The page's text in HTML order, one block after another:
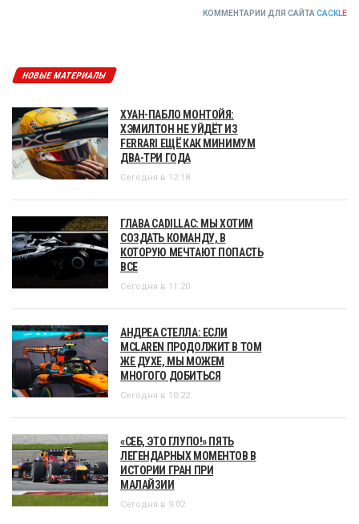
КОММЕНТАРИИ ДЛЯ САЙТА CACKLE
НОВЫЕ МАТЕРИАЛЫ
ХУАН-ПАБЛО МОНТОЙЯ:
ХЭМИЛТОН НЕ УЙДЁТ ИЗ
FERRARI ЕЩЁ КАК МИНИМУМ
ДВА-ТРИ ГОДА
Сегодня в 12:18
ГЛАВА CADILLAC: МЫ ХОТИМ
СОЗДАТЬ КОМАНДУ, В
КОТОРУЮ МЕЧТАЮТ ПОПАСТЬ
ВСЕ
Сегодня в 11:20
АНДРЕА СТЕЛЛА: ЕСЛИ
MCLAREN ПРОДОЛЖИТ В ТОМ
ЖЕ ДУХЕ, МЫ МОЖЕМ
МНОГОГО ДОБИТЬСЯ
Сегодня в 10:22
«СЕБ, ЭТО ГЛУПО!» ПЯТЬ
ЛЕГЕНДАРНЫХ МОМЕНТОВ В
ИСТОРИИ ГРАН ПРИ
МАЛАЙЗИИ
Сегодня в 9:02